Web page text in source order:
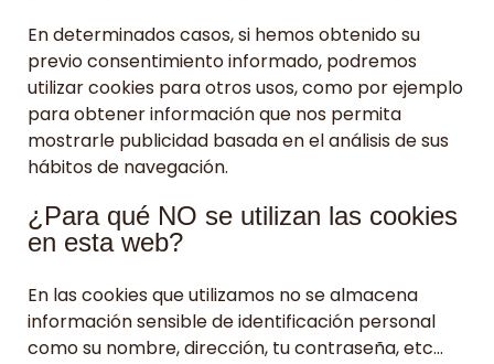
En determinados casos, si hemos obtenido su
previo consentimiento informado, podremos
utilizar cookies para otros usos, como por ejemplo
para obtener información que nos permita
mostrarle publicidad basada en el análisis de sus
hábitos de navegación.
¿Para qué NO se utilizan las cookies
en esta web?
En las cookies que utilizamos no se almacena
información sensible de identificación personal
como su nombre, dirección, tu contraseña, etc…